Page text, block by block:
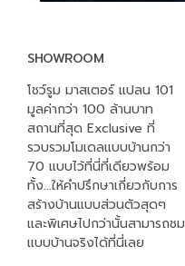
SHOWROOM
โชว์รูม มาสเตอร์ แปลน 101
มูลค่ากว่า 100 ล้านบาท
สถานที่สุด Exclusive ที่
รวบรวมโมเดลแบบบ้านกว่า
70 แบบไว้ที่นี่ที่เดียวพร้อม
ทั้ง...ให้คำปรึกษาเกี่ยวกับการ
สร้างบ้านแบบส่วนตัวสุดๆ
และพิเศษไปกว่านั้นสามารถชม
แบบบ้านจริงได้ที่นี่เลย